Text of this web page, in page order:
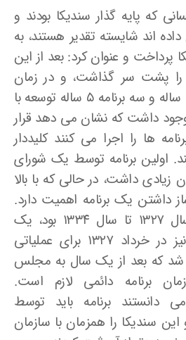
که پایه­ گذار سندیکا بودند و
­اند شایسته تقدیر هستند، به
پرداخت و عنوان کرد: بعد از این
پشت سر گذاشت، و در زمان
پهلوی دوم، دو برنامه ۷ ساله و سه برنامه ۵ ساله توسعه با
وجود داشت که نشان می­ دهد قرار
­ها را اجرا می­ کنند کلیددار
اولین برنامه توسط یک شورای
زیادی داشت، در حالی که با بالا
داشتن یک برنامه اهمیت دارد.
اجرای این برنامه از سال ۱۳۲۷ تا سال ۱۳۳۴ بود، یک
سازمان برنامه موقت نیز در خرداد ۱۳۲۷ برای عملیاتی
شد که بعد از یک سال به مجلس
برنامه دائمی لازم است.
دانستند برنامه باید توسط
سندیکا را همزمان با سازمان